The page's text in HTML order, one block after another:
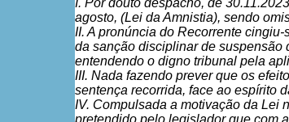
I. Por douto despacho, de
agosto, (Lei da Amnistia), sendo
II. A pronúncia do Recorrente
da sanção disciplinar de suspensão
entendendo o digno tribunal pela
III. Nada fazendo prever que os
sentença recorrida, face ao espírito
IV. Compulsada a motivação da Lei
pretendido pelo legislador que com